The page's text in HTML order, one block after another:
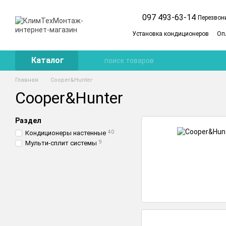
097 493-63-14
Установка кондиционеров
Каталог
Главная Cooper&Hunter
Cooper&Hunter
Раздел
Кондиционеры настенные 40
Мульти-сплит системы 9